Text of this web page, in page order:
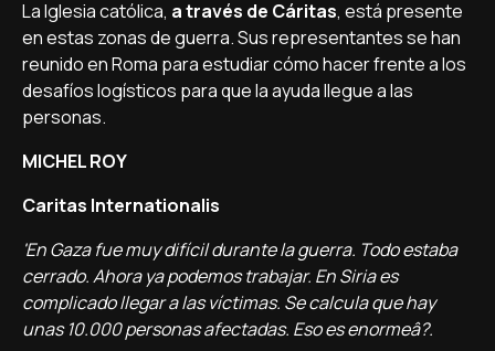
La Iglesia católica, a través de Cáritas, está presente
en estas zonas de guerra. Sus representantes se han
reunido en Roma para estudiar cómo hacer frente a los
desafí­os logí­sticos para que la ayuda llegue a las
personas.
MICHEL ROY
Caritas Internationalis
'En Gaza fue muy difí­cil durante la guerra. Todo estaba
cerrado. Ahora ya podemos trabajar. En Siria es
complicado llegar a las ví­ctimas. Se calcula que hay
unas 10.000 personas afectadas. Eso es enormeâ?.